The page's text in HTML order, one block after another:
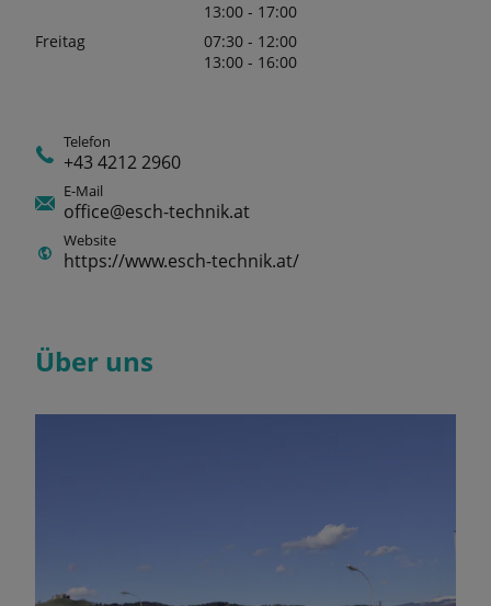
13:00 - 17:00
Freitag
07:30 - 12:00
13:00 - 16:00
Telefon
+43 4212 2960
E-Mail
office@esch-technik.at
Website
https://www.esch-technik.at/
Über uns